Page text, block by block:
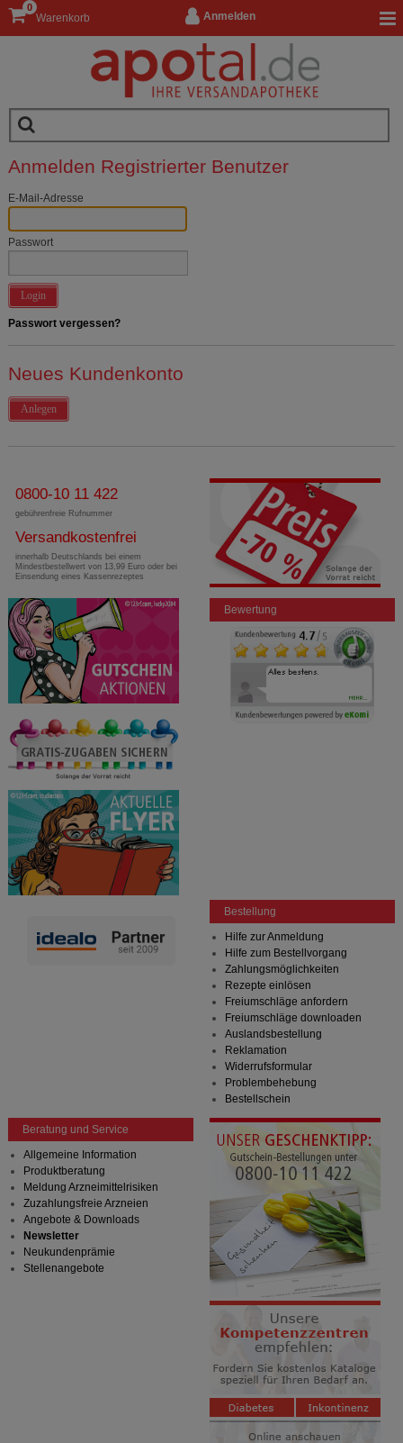
Anmelden
Warenkorb
0
Anmelden Registrierter Benutzer
E-Mail-Adresse
Passwort
Login
Passwort vergessen?
Neues Kundenkonto
Anlegen
0800-10 11 422
gebührenfreie Rufnummer
Versandkostenfrei
innerhalb Deutschlands bei einem
Mindestbestellwert von 13,99 Euro oder bei
Einsendung eines Kassenrezeptes
Bewertung
Bestellung
Hilfe zur Anmeldung
Hilfe zum Bestellvorgang
Zahlungsmöglichkeiten
Rezepte einlösen
Freiumschläge anfordern
Freiumschläge downloaden
Auslandsbestellung
Reklamation
Widerrufsformular
Problembehebung
Bestellschein
Beratung und Service
Allgemeine Information
Produktberatung
Meldung Arzneimittelrisiken
Zuzahlungsfreie Arzneien
Angebote & Downloads
Newsletter
Neukundenprämie
Stellenangebote